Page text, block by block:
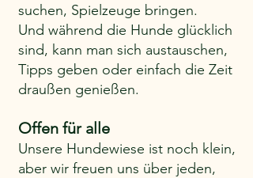
suchen, Spielzeuge bringen.
Und während die Hunde glücklich
sind, kann man sich austauschen,
Tipps geben oder einfach die Zeit
draußen genießen.
Offen für alle
Unsere Hundewiese ist noch klein,
aber wir freuen uns über jeden,